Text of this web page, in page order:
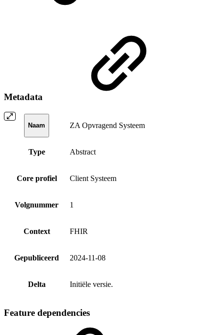
Metadata
Naam ZA Opvragend Systeem
Type Abstract
Core profiel Client Systeem
Volgnummer 1
Context FHIR
Gepubliceerd 2024-11-08
Delta Initiële versie.
Feature dependencies